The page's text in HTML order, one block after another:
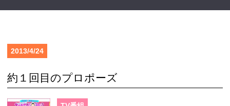
2013/4/24
約１回目のプロポーズ